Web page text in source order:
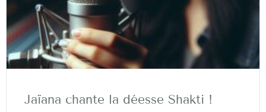
Jaïana chante la déesse Shakti !